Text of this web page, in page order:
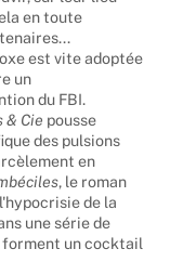
en toute
est vite adoptée
un
du FBI.
& Cie pousse
des pulsions
en
, le roman
de la
une série de
un cocktail